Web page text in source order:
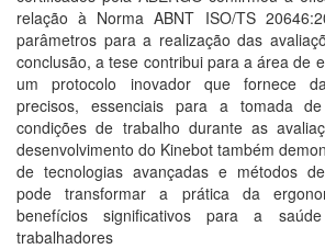
relação à Norma ABNT ISO/TS
parâmetros para a realização das
conclusão, a tese contribui para a área de
um protocolo inovador que fornece
precisos, essenciais para a tomada
condições de trabalho durante as
desenvolvimento do Kinebot também
de tecnologias avançadas e métodos
pode transformar a prática da
benefícios significativos para a
trabalhadores